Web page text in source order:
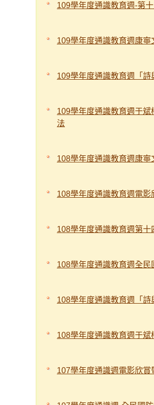
109學年度通識教育週-第
109學年度通識教育週康
109學年度通識教育週「
109學年度通識教育週于
法
108學年度通識教育週康寧
108學年度通識教育週電
108學年度通識教育週第
108學年度通識教育週全民
108學年度通識教育週「
108學年度通識教育週于
107學年度通識週電影欣